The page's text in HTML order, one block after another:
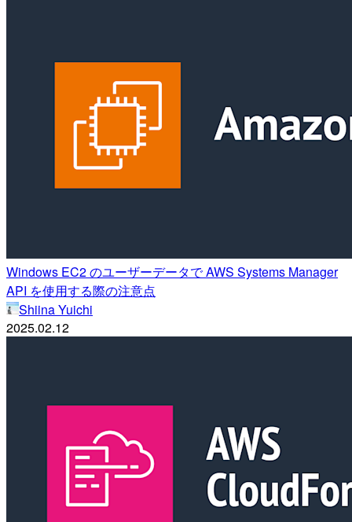
Windows EC2 のユーザーデータで AWS Systems Manager
API を使用する際の注意点
Shiina Yuichi
2025.02.12